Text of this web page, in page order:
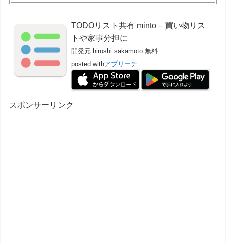
TODOリスト共有 minto – 買い物リス
トや家事分担に
開発元: hiroshi sakamoto 無料
posted withアプリーチ
スポンサーリンク